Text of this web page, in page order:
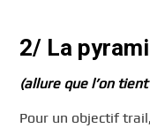
2/ La
(allure que l’on
Pour un objectif